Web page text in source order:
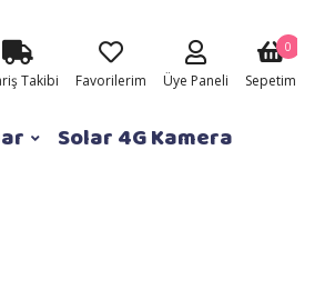
Takibi Favorilerim Üye Paneli Sepetim
0
Solar 4G Kamera